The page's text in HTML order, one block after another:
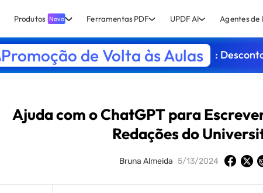
Produtos Novo Ferramentas PDF UPDF AI Agentes de
Promoção de Volta às Aulas :
Ajuda com o ChatGPT para
Redações do
Bruna Almeida 5/13/2024